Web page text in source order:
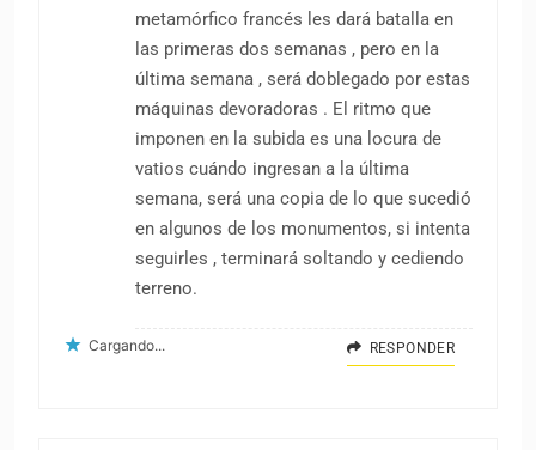
metamórfico francés les dará batalla en
las primeras dos semanas , pero en la
última semana , será doblegado por estas
máquinas devoradoras . El ritmo que
imponen en la subida es una locura de
vatios cuándo ingresan a la última
semana, será una copia de lo que sucedió
en algunos de los monumentos, si intenta
seguirles , terminará soltando y cediendo
terreno.
Cargando... RESPONDER